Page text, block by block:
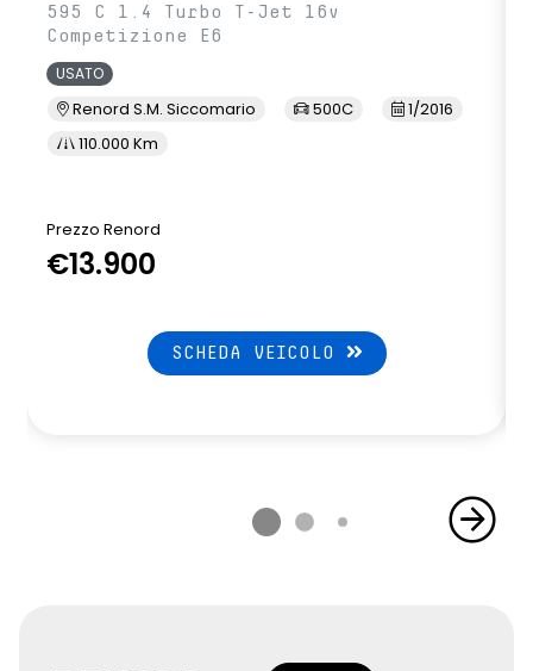
595 C 1.4 Turbo T-Jet 16v
Competizione E6
USATO
Renord S.M. Siccomario 500C
1/2016
110.000 Km
Prezzo Renord
€13.900
SCHEDA VEICOLO